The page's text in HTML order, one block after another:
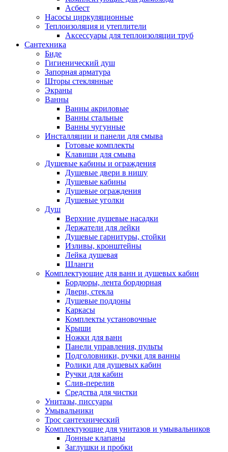
Асбест
Насосы циркуляционные
Теплоизоляция и утеплители
Аксессуары для теплоизоляции труб
Сантехника
Биде
Гигиенический душ
Запорная арматура
Шторы стеклянные
Экраны
Ванны
Ванны акриловые
Ванны стальные
Ванны чугунные
Инсталляции и панели для смыва
Готовые комплекты
Клавиши для смыва
Душевые кабины и ограждения
Душевые двери в нишу
Душевые кабины
Душевые ограждения
Душевые уголки
Душ
Верхние душевые насадки
Держатели для лейки
Душевые гарнитуры, стойки
Изливы, кронштейны
Лейка душевая
Шланги
Комплектующие для ванн и душевых кабин
Бордюры, лента бордюрная
Двери, стекла
Душевые поддоны
Каркасы
Комплекты установочные
Крыши
Ножки для ванн
Панели управления, пульты
Подголовники, ручки для ванны
Ролики для душевых кабин
Ручки для кабин
Слив-перелив
Средства для чистки
Унитазы, писсуары
Умывальники
Трос сантехнический
Комплектующие для унитазов и умывальников
Донные клапаны
Заглушки и пробки